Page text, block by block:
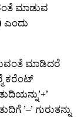
ಮಾಡುವ
ಎಂದು
ಮಾಡಿದರೆ
ಕರೆಂಟ್
’–’ ಗುರುತನ್ನು